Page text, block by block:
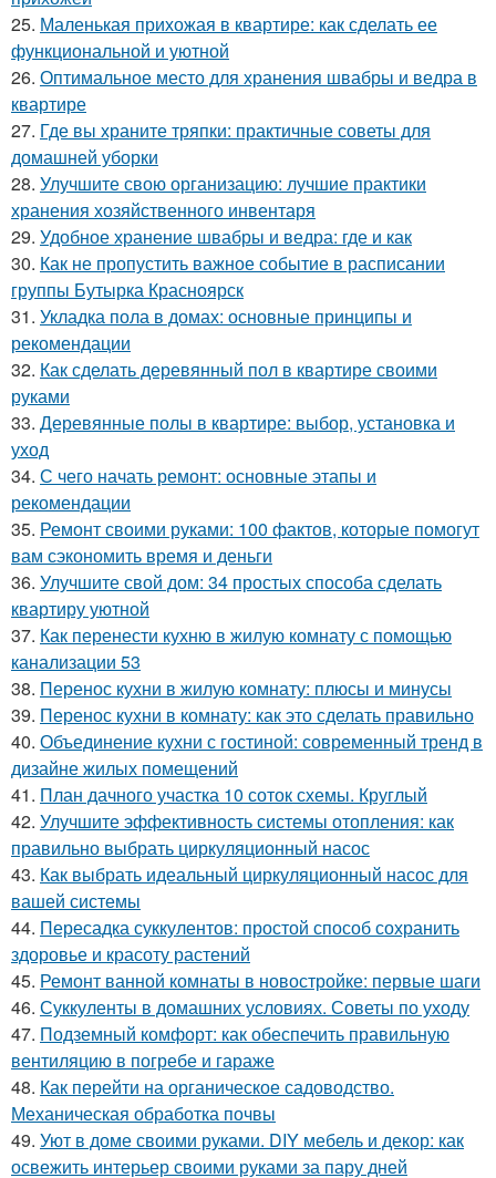
25. Маленькая прихожая в квартире: как сделать ее
функциональной и уютной
26. Оптимальное место для хранения швабры и ведра в
квартире
27. Где вы храните тряпки: практичные советы для
домашней уборки
28. Улучшите свою организацию: лучшие практики
хранения хозяйственного инвентаря
29. Удобное хранение швабры и ведра: где и как
30. Как не пропустить важное событие в расписании
группы Бутырка Красноярск
31. Укладка пола в домах: основные принципы и
рекомендации
32. Как сделать деревянный пол в квартире своими
руками
33. Деревянные полы в квартире: выбор, установка и
уход
34. С чего начать ремонт: основные этапы и
рекомендации
35. Ремонт своими руками: 100 фактов, которые помогут
вам сэкономить время и деньги
36. Улучшите свой дом: 34 простых способа сделать
квартиру уютной
37. Как перенести кухню в жилую комнату с помощью
канализации 53
38. Перенос кухни в жилую комнату: плюсы и минусы
39. Перенос кухни в комнату: как это сделать правильно
40. Объединение кухни с гостиной: современный тренд в
дизайне жилых помещений
41. План дачного участка 10 соток схемы. Круглый
42. Улучшите эффективность системы отопления: как
правильно выбрать циркуляционный насос
43. Как выбрать идеальный циркуляционный насос для
вашей системы
44. Пересадка суккулентов: простой способ сохранить
здоровье и красоту растений
45. Ремонт ванной комнаты в новостройке: первые шаги
46. Суккуленты в домашних условиях. Советы по уходу
47. Подземный комфорт: как обеспечить правильную
вентиляцию в погребе и гараже
48. Как перейти на органическое садоводство.
Механическая обработка почвы
49. Уют в доме своими руками. DIY мебель и декор: как
освежить интерьер своими руками за пару дней